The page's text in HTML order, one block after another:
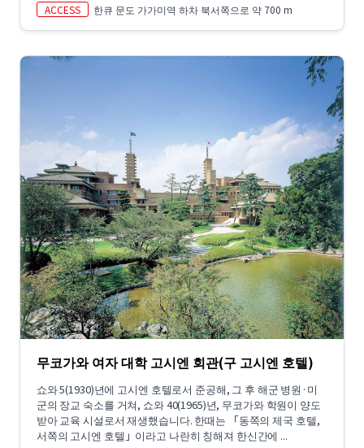
ACCESS
한큐 문도 가가미역 하차 북서쪽으로 약 700 m
무코가와 여자 대학 고시엔 회관(구 고시엔 호텔)
쇼와 5(1930)년에 고시엔 호텔로서 준공해, 그 후 해군 병원·미
군의 장교 숙소를 거쳐, 쇼와 40(1965)년, 무코가와 학원이 양도
받아 교육 시설로서 재생했습니다. 한때는 「동쪽의 제국 호텔,
서쪽의 고시엔 호텔」이라고 나란히 칭해져 한신간에 ...